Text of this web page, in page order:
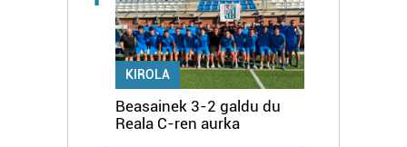
KIROLA
Beasainek 3-2 galdu du
Reala C-ren aurka